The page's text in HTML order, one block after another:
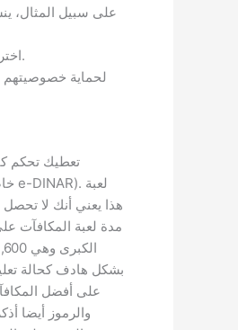
على سبيل المثال،
اختر كازينو اون لاين من قائمة أفضل الكازينزهات المُتاحة لدينا.
تعطيك تحكم
مدة لعبة المكافآت
بشكل هادف كحالة
على أفضل
والرموز أيضا